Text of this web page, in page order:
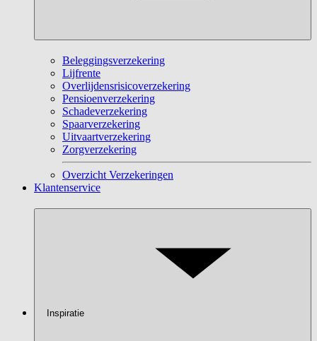
Beleggingsverzekering
Lijfrente
Overlijdensrisicoverzekering
Pensioenverzekering
Schadeverzekering
Spaarverzekering
Uitvaartverzekering
Zorgverzekering
Overzicht Verzekeringen
Klantenservice
Inspiratie